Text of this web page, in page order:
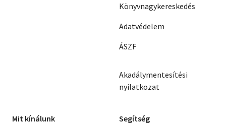
Könyvnagykereskedés
Adatvédelem
ÁSZF
Akadálymentesítési
nyilatkozat
Mit kínálunk Segítség